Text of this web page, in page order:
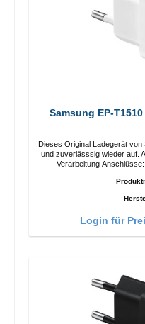
Samsung EP-
Dieses Original Ladegerät
und zuverlässsig wieder auf. Adapter Original Samsung
Verarbeitung
Login für